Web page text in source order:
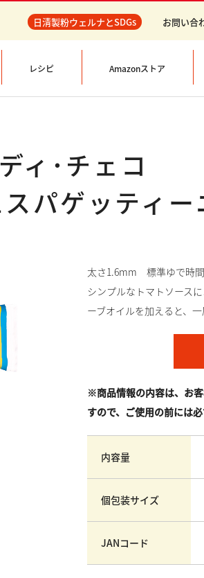
日清製粉ウェルナとSDGs お問い合
レシピ Amazonストア
ディ･チェコ
パゲッティー
太さ1.6mm 標準ゆで時
シンプルなトマトソース
ーブオイルを加えると、
※商品情報の内容は、お
すので、ご使用の前には
内容量
個包装サイズ
JANコード